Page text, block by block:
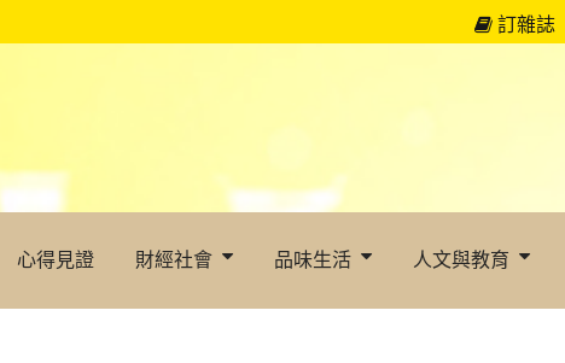
訂雜誌
心得見證 財經社會 品味生活 人文與教育